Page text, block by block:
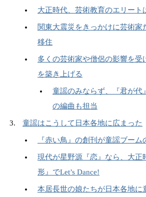
大正時代、芸術教育のエリート
関東大震災をきっかけに芸術家
移住
多くの芸術家や僧侶の影響を受
を築き上げる
童謡のみならず、『君が代
の編曲も担当
童謡はこうして日本各地に広まった
『赤い鳥』の創刊が童謡ブーム
現代が星野源『恋』なら、大正
形』でLet’s Dance!
本居長世の娘たちが日本各地に